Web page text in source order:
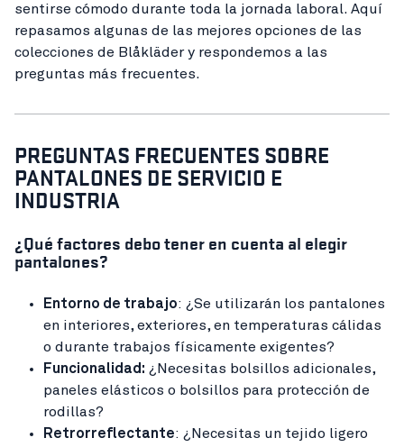
sentirse cómodo durante toda la jornada laboral. Aquí
repasamos algunas de las mejores opciones de las
colecciones de Blåkläder y respondemos a las
preguntas más frecuentes.
PREGUNTAS FRECUENTES SOBRE
PANTALONES DE SERVICIO E
INDUSTRIA
¿Qué factores debo tener en cuenta al elegir
pantalones?
Entorno de trabajo: ¿Se utilizarán los pantalones
en interiores, exteriores, en temperaturas cálidas
o durante trabajos físicamente exigentes?
Funcionalidad: ¿Necesitas bolsillos adicionales,
paneles elásticos o bolsillos para protección de
rodillas?
Retrorreflectante: ¿Necesitas un tejido ligero